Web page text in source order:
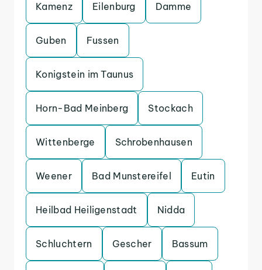
Kamenz Eilenburg Damme
Guben Fussen
Konigstein im Taunus
Horn-Bad Meinberg Stockach
Wittenberge Schrobenhausen
Weener Bad Munstereifel Eutin
Heilbad Heiligenstadt Nidda
Schluchtern Gescher Bassum